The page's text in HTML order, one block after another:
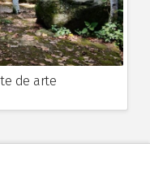
de arte